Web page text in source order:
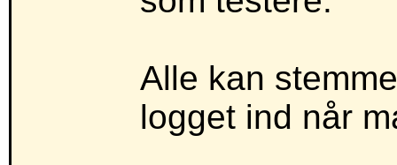
Alle kan
logget ind når